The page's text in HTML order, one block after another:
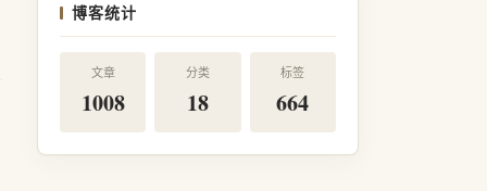
博客统计
文章
1008
分类
18
标签
664